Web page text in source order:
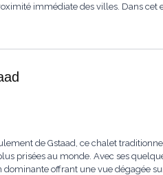
immédiate des villes. Dans cet
de Gstaad, ce chalet
prisées au monde. Avec ses
offrant une vue dégagée